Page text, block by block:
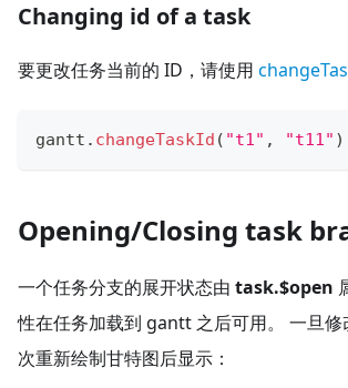
Changing id of a task
要更改任务当前的 ID，请使用
gantt . changeTaskId ( "t1" , "t11" )
Opening/Closing task
一个任务分支的展开状态由 task.$open
性在任务加载到 gantt 之后可用。 一旦
次重新绘制甘特图后显示：